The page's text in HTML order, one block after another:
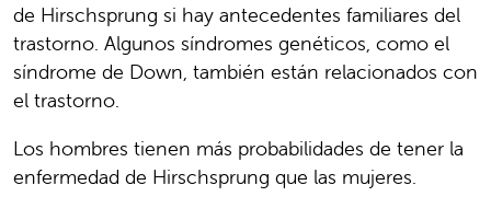
de Hirschsprung si hay antecedentes familiares del
trastorno. Algunos síndromes genéticos, como el
síndrome de Down, también están relacionados con
el trastorno.
Los hombres tienen más probabilidades de tener la
enfermedad de Hirschsprung que las mujeres.